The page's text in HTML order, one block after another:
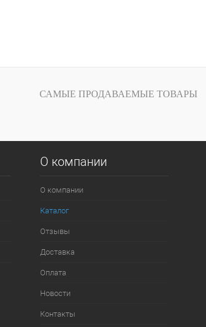
САМЫЕ ПРОДАВАЕМЫЕ ТОВАРЫ
О компании
О компании
Каталог
Отзывы
Доставка
Оплата
Новости
Контакты